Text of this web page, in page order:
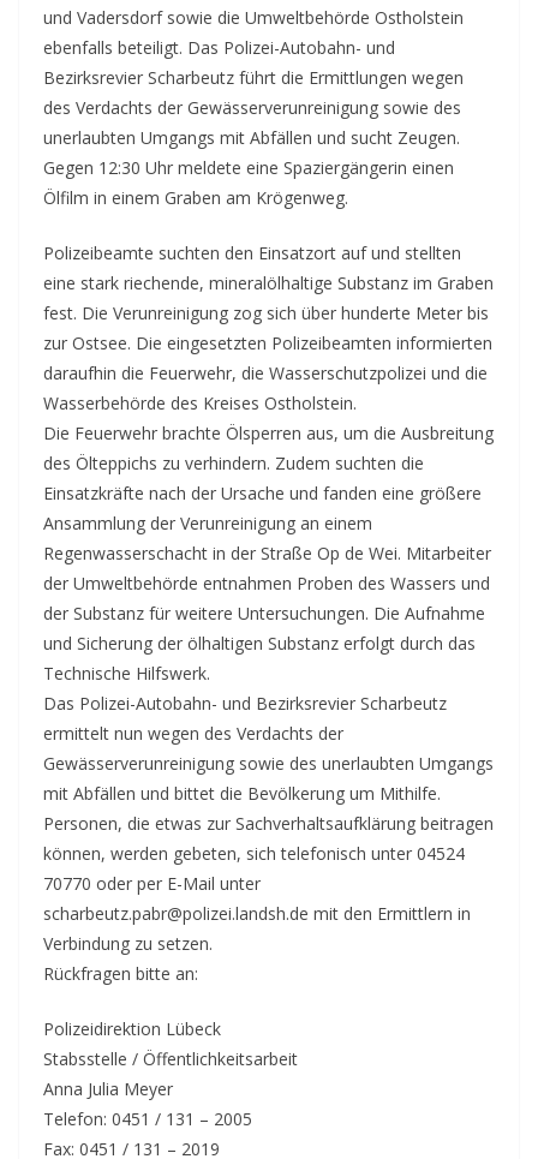
und Vadersdorf sowie die Umweltbehörde Ostholstein
ebenfalls beteiligt. Das Polizei-Autobahn- und
Bezirksrevier Scharbeutz führt die Ermittlungen wegen
des Verdachts der Gewässerverunreinigung sowie des
unerlaubten Umgangs mit Abfällen und sucht Zeugen.
Gegen 12:30 Uhr meldete eine Spaziergängerin einen
Ölfilm in einem Graben am Krögenweg.
Polizeibeamte suchten den Einsatzort auf und stellten
eine stark riechende, mineralölhaltige Substanz im Graben
fest. Die Verunreinigung zog sich über hunderte Meter bis
zur Ostsee. Die eingesetzten Polizeibeamten informierten
daraufhin die Feuerwehr, die Wasserschutzpolizei und die
Wasserbehörde des Kreises Ostholstein.
Die Feuerwehr brachte Ölsperren aus, um die Ausbreitung
des Ölteppichs zu verhindern. Zudem suchten die
Einsatzkräfte nach der Ursache und fanden eine größere
Ansammlung der Verunreinigung an einem
Regenwasserschacht in der Straße Op de Wei. Mitarbeiter
der Umweltbehörde entnahmen Proben des Wassers und
der Substanz für weitere Untersuchungen. Die Aufnahme
und Sicherung der ölhaltigen Substanz erfolgt durch das
Technische Hilfswerk.
Das Polizei-Autobahn- und Bezirksrevier Scharbeutz
ermittelt nun wegen des Verdachts der
Gewässerverunreinigung sowie des unerlaubten Umgangs
mit Abfällen und bittet die Bevölkerung um Mithilfe.
Personen, die etwas zur Sachverhaltsaufklärung beitragen
können, werden gebeten, sich telefonisch unter 04524
70770 oder per E-Mail unter
scharbeutz.pabr@polizei.landsh.de mit den Ermittlern in
Verbindung zu setzen.
Rückfragen bitte an:
Polizeidirektion Lübeck
Stabsstelle / Öffentlichkeitsarbeit
Anna Julia Meyer
Telefon: 0451 / 131 – 2005
Fax: 0451 / 131 – 2019